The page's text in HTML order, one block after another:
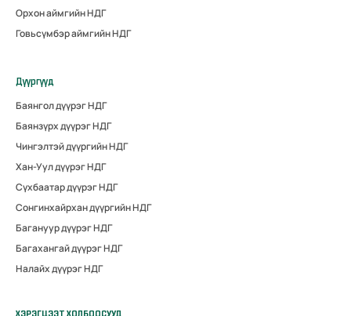
Орхон аймгийн НДГ
Говьсүмбэр аймгийн НДГ
Дүүргүүд
Баянгол дүүрэг НДГ
Баянзүрх дүүрэг НДГ
Чингэлтэй дүүргийн НДГ
Хан-Уул дүүрэг НДГ
Сүхбаатар дүүрэг НДГ
Сонгинхайрхан дүүргийн НДГ
Багануур дүүрэг НДГ
Багахангай дүүрэг НДГ
Налайх дүүрэг НДГ
ХЭРЭГЦЭЭТ ХОЛБООСУУД